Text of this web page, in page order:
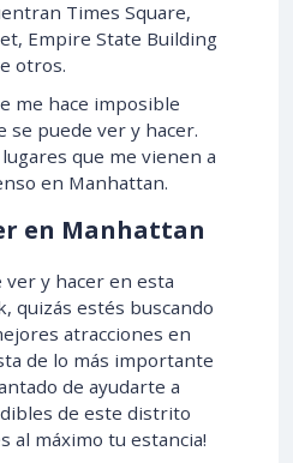
Times Square,
Empire State Building
otros.
me hace imposible
se puede ver y hacer.
que me vienen a
en Manhattan.
en Manhattan
y hacer en esta
quizás estés buscando
atracciones en
de lo más importante
de ayudarte a
de este distrito
al máximo tu estancia!